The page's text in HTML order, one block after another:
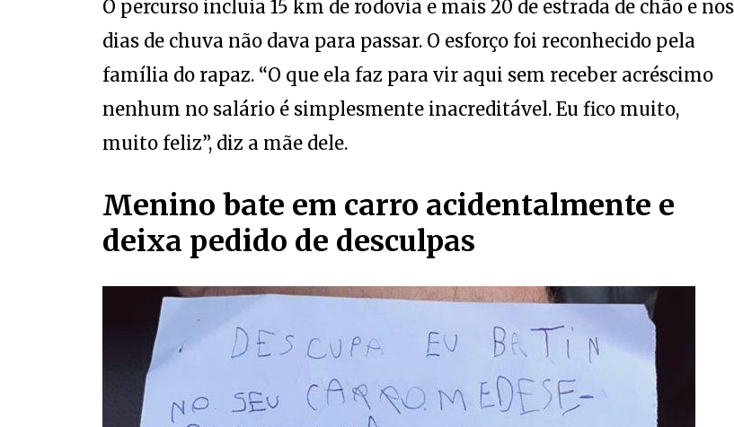
dias de chuva não dava para passar. O esforço foi reconhecido pela
família do rapaz. “O que ela faz para vir aqui sem receber acréscimo
nenhum no salário é simplesmente inacreditável. Eu fico muito,
muito feliz”, diz a mãe dele.
Menino bate em carro acidentalmente e
deixa pedido de desculpas